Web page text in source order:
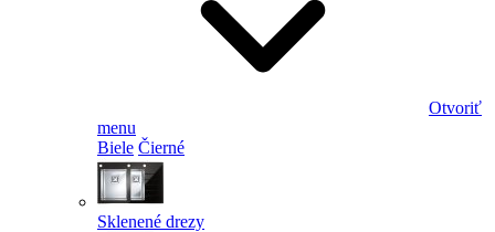
Otvoriť
menu
Biele Čierné
Sklenené drezy